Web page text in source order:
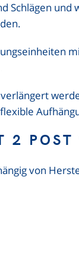
2 POST
von